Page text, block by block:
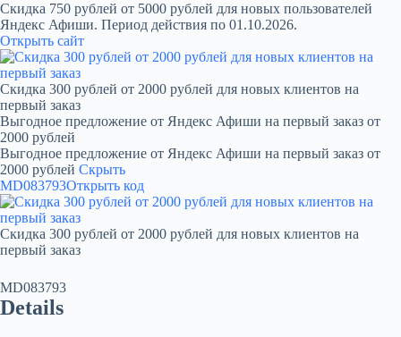
Скидка 750 рублей от 5000 рублей для новых пользователей
Яндекс Афиши. Период действия по 01.10.2026.
Открыть сайт
Скидка 300 рублей от 2000 рублей для новых клиентов на
первый заказ
Выгодное предложение от Яндекс Афиши на первый заказ от
2000 рублей
Выгодное предложение от Яндекс Афиши на первый заказ от
2000 рублей Скрыть
MD083793Открыть код
Скидка 300 рублей от 2000 рублей для новых клиентов на
первый заказ
MD083793
Details